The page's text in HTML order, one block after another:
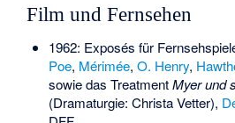
Film und Fernsehen
1962: Exposés für
Poe, Mérimée, O. Henry,
sowie das TreatmentMyer und
(Dramaturgie: Christa Vetter),